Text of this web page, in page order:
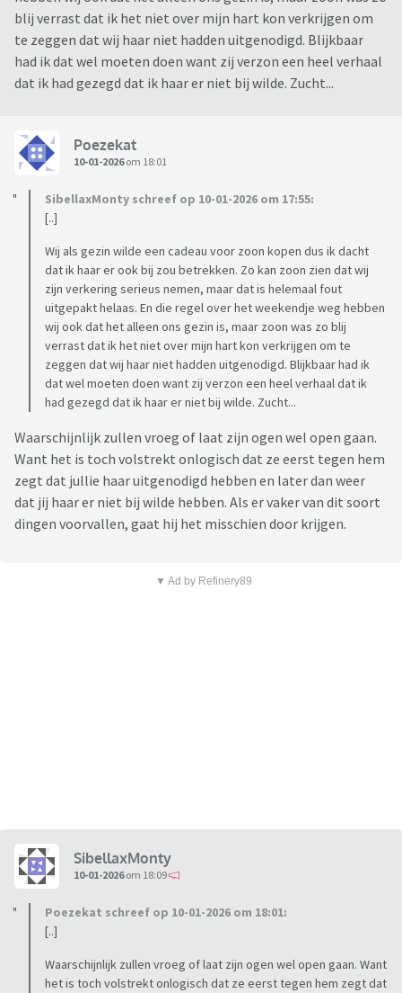
blij verrast dat ik het niet over mijn hart kon verkrijgen om
te zeggen dat wij haar niet hadden uitgenodigd. Blijkbaar
had ik dat wel moeten doen want zij verzon een heel verhaal
dat ik had gezegd dat ik haar er niet bij wilde. Zucht...
Poezekat
10-01-2026om 18:01
SibellaxMonty schreef op 10-01-2026 om 17:55:
[..]
Wij als gezin wilde een cadeau voor zoon kopen dus ik dacht
dat ik haar er ook bij zou betrekken. Zo kan zoon zien dat wij
zijn verkering serieus nemen, maar dat is helemaal fout
uitgepakt helaas. En die regel over het weekendje weg hebben
wij ook dat het alleen ons gezin is, maar zoon was zo blij
verrast dat ik het niet over mijn hart kon verkrijgen om te
zeggen dat wij haar niet hadden uitgenodigd. Blijkbaar had ik
dat wel moeten doen want zij verzon een heel verhaal dat ik
had gezegd dat ik haar er niet bij wilde. Zucht...
Waarschijnlijk zullen vroeg of laat zijn ogen wel open gaan.
Want het is toch volstrekt onlogisch dat ze eerst tegen hem
zegt dat jullie haar uitgenodigd hebben en later dan weer
dat jij haar er niet bij wilde hebben. Als er vaker van dit soort
dingen voorvallen, gaat hij het misschien door krijgen.
▼ Ad by Refinery89
SibellaxMonty
10-01-2026om 18:09
Poezekat schreef op 10-01-2026 om 18:01:
[..]
Waarschijnlijk zullen vroeg of laat zijn ogen wel open gaan. Want
het is toch volstrekt onlogisch dat ze eerst tegen hem zegt dat